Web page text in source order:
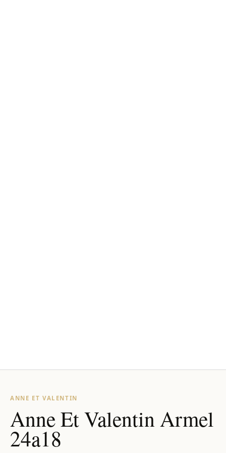
ANNE ET VALENTIN
Anne Et Valentin Armel
24a18